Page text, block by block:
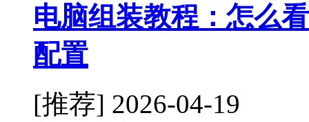
电脑组装教程：怎么
配置
[推荐] 2026-04-19